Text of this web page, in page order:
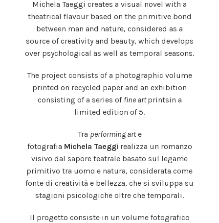
Michela Taeggi creates a visual novel with a
theatrical flavour based on the primitive bond
between man and nature, considered as a
source of creativity and beauty, which develops
over psychological as well as temporal seasons.
The project consists of a photographic volume
printed on recycled paper and an exhibition
consisting of a series of fine artprintsin a
limited edition of 5.
Tra performing arte
fotografia Michela Taeggi realizza un romanzo
visivo dal sapore teatrale basato sul legame
primitivo tra uomo e natura, considerata come
fonte di creatività e bellezza, che si sviluppa su
stagioni psicologiche oltre che temporali.
Il progetto consiste in un volume fotografico